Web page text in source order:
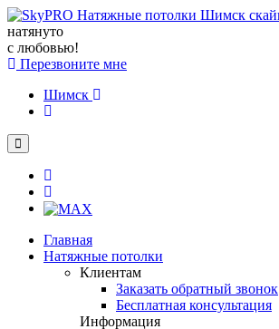
натянуто
с любовью!
Перезвоните мне
Шимск
Главная
Натяжные потолки
Клиентам
Заказать обратный звонок
Бесплатная консультация
Информация